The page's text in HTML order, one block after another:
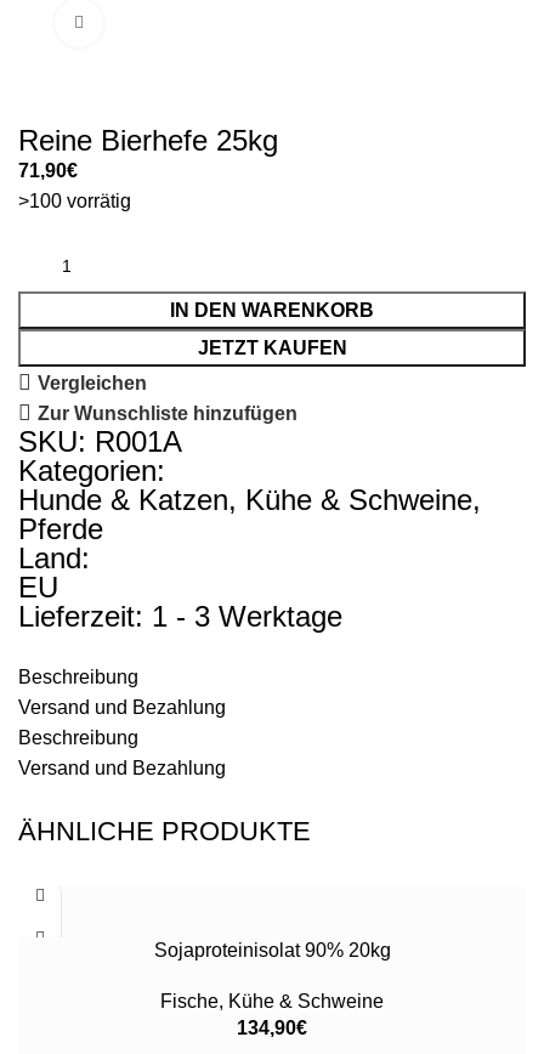
Reine Bierhefe 25kg
71,90€
>100 vorrätig
IN DEN WARENKORB
JETZT KAUFEN
Vergleichen
Zur Wunschliste hinzufügen
SKU: R001A
Kategorien:
Hunde & Katzen, Kühe & Schweine,
Pferde
Land:
EU
Lieferzeit: 1 - 3 Werktage
Beschreibung
Versand und Bezahlung
Beschreibung
Versand und Bezahlung
ÄHNLICHE PRODUKTE
Sojaproteinisolat 90% 20kg
Fische, Kühe & Schweine
134,90€